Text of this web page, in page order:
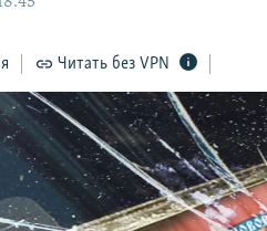
Читать без VPN